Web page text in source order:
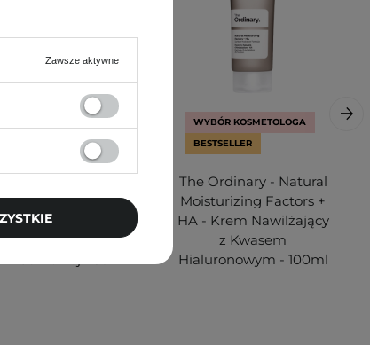
Plant-Derived
Squalane - 100%
Skwalan z Trzciny
WYBÓR KOSMETOLOGA
BESTSELLER
The Ordinary - Natural
Moisturizing Factors +
HA - Krem Nawilżający
z Kwasem
Hialuronowym - 100ml
Zawsze aktywne